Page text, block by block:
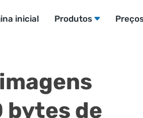
inicial Produtos
bytes de